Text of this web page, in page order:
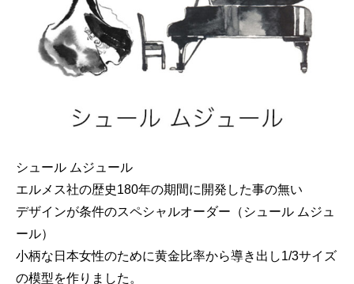
シュール ムジュール
エルメス社の歴史180年の期間に開発した事の無い
デザインが条件のスペシャルオーダー（シュール ムジュ
ール）
小柄な日本女性のために黄金比率から導き出し1/3サイズ
の模型を作りました。